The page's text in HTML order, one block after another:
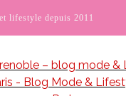
lifestyle depuis 2011